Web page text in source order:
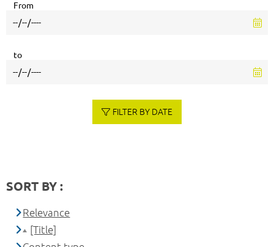
From
to
FILTER BY DATE
SORT BY :
Relevance
[Title]